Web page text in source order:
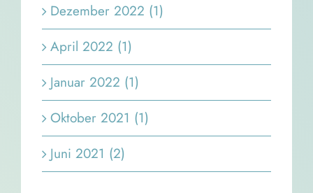
Dezember 2022 (1)
April 2022 (1)
Januar 2022 (1)
Oktober 2021 (1)
Juni 2021 (2)